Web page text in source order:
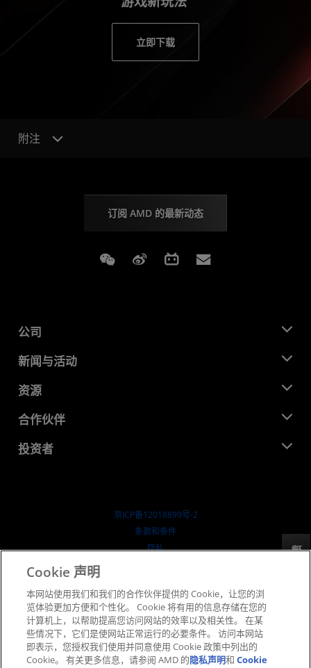
立即下载
附注
订阅 AMD 的最新动态
Weixin Weibo Bilibili
公司
关于 AMD
企业责任
就业机会
联系我们
新闻与活动
新闻中心
媒体库
资源
开发中心
成功案例
合作伙伴
AMD 合作伙伴中心
投资者
京ICP备12018899号-2
​条款和条件
隐私
公开公平竞争
英国税收策略
Cookie 政策
Cookie 设置
反馈
Cookie 声明
本网站使用我们和我们的合作伙伴提供的 Cookie，让您的浏
览体验更加方便和个性化。 Cookie 将有用的信息存储在您的
计算机上，以帮助提高您访问网站的效率以及相关性。 在某
些情况下，它们是使网站正常运行的必要条件。 访问本网站
即表示，您授权我们使用并同意使用 Cookie 政策中列出的
Cookie。 有关更多信息，请参阅 AMD 的隐私声明和Cookie